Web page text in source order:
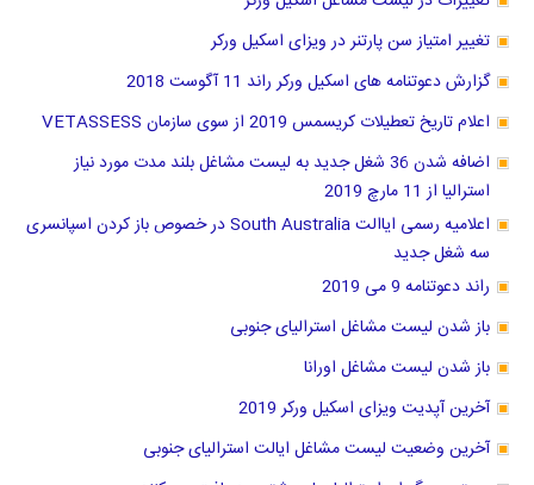
تغییر امتیاز سن پارتنر در ویزای اسکیل ورکر
گزارش دعوتنامه های اسکیل ورکر راند 11 آگوست 2018
اعلام تاریخ تعطیلات کریسمس 2019 از سوی سازمان VETASSESS
اضافه شدن 36 شغل جدید به لیست مشاغل بلند مدت مورد نیاز
استرالیا از 11 مارچ 2019
اعلامیه رسمی ایاالت South Australia در خصوص باز کردن اسپانسری
سه شغل جدید
راند دعوتنامه 9 می 2019
باز شدن لیست مشاغل استرالیای جنوبی
باز شدن لیست مشاغل اورانا
آخرین آپدیت ویزای اسکیل ورکر 2019
آخرین وضعیت لیست مشاغل ایالت استرالیای جنوبی